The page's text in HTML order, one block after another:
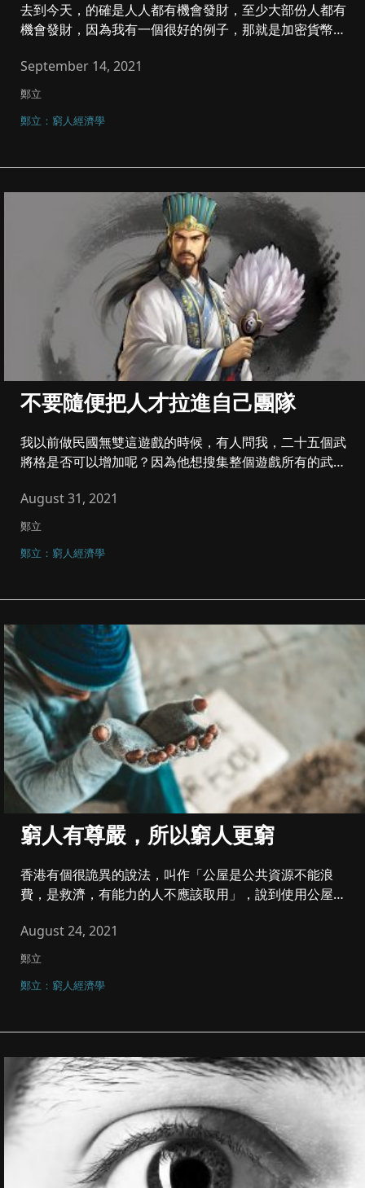
去到今天，的確是人人都有機會發財，至少大部份人都有
機會發財，因為我有一個很好的例子，那就是加密貨幣。
September 14, 2021
鄭立
鄭立：窮人經濟學
不要隨便把人才拉進自己團隊
我以前做民國無雙這遊戲的時候，有人問我，二十五個武
將格是否可以增加呢？因為他想搜集整個遊戲所有的武
August 31, 2021
鄭立
鄭立：窮人經濟學
窮人有尊嚴，所以窮人更窮
香港有個很詭異的說法，叫作「公屋是公共資源不能浪
費，是救濟，有能力的人不應該取用」，說到使用公屋好
August 24, 2021
鄭立
鄭立：窮人經濟學